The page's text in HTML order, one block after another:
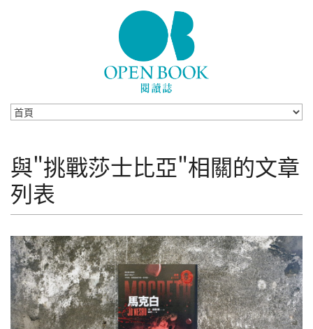
與"挑戰莎士比亞"相關的文章
列表